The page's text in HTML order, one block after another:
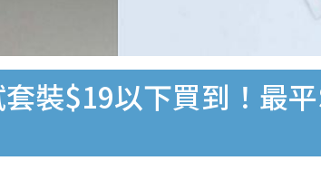
套裝$19以下買到！最